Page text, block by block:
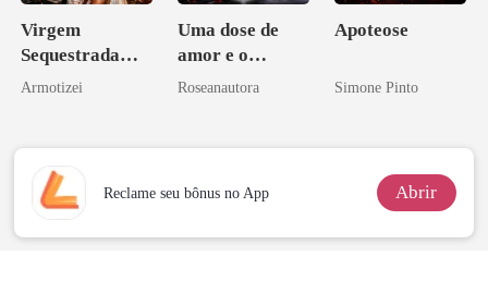
Virgem
Sequestrada
pelo Mafioso
DE SANGUE
Armotizei
Uma dose de
amor e o
coração de um
Roseanautora
Apoteose
Simone Pinto
Reclame seu bônus no App Abrir